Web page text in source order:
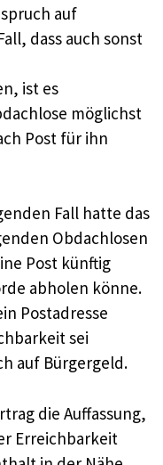
auf
dass auch sonst
ist es
möglichst
Post für ihn
Fall hatte das
Obdachlosen
Post künftig
abholen könne.
Postadresse
sei
auf Bürgergeld.
die Auffassung,
Erreichbarkeit